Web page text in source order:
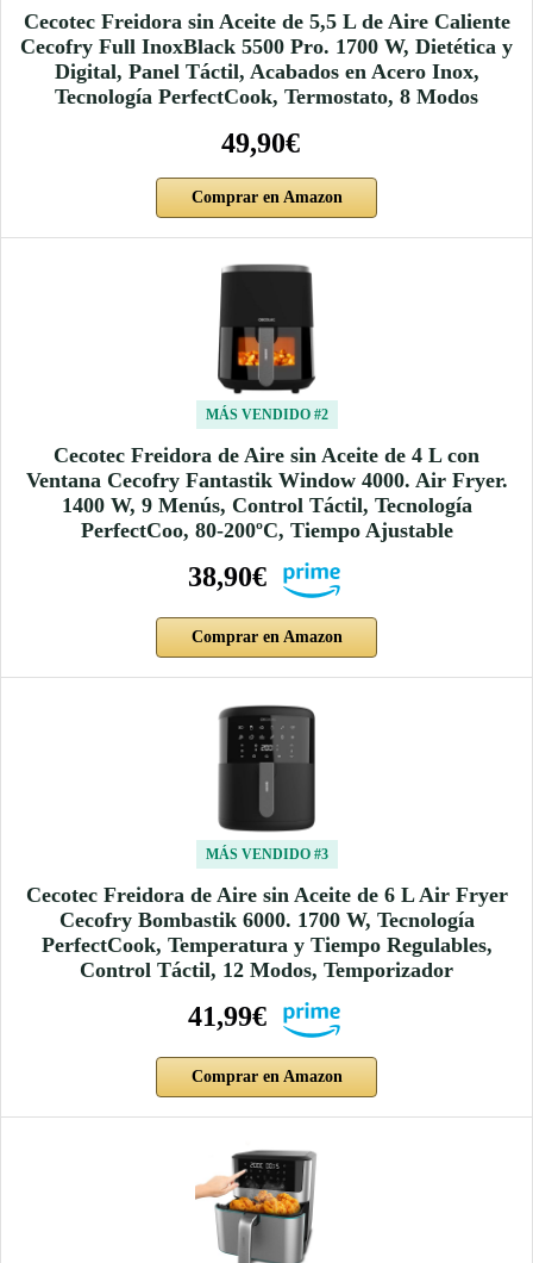
Cecotec Freidora sin Aceite de 5,5 L de Aire Caliente
Cecofry Full InoxBlack 5500 Pro. 1700 W, Dietética y
Digital, Panel Táctil, Acabados en Acero Inox,
Tecnología PerfectCook, Termostato, 8 Modos
49,90€
Comprar en Amazon
MÁS VENDIDO #2
Cecotec Freidora de Aire sin Aceite de 4 L con
Ventana Cecofry Fantastik Window 4000. Air Fryer.
1400 W, 9 Menús, Control Táctil, Tecnología
PerfectCoo, 80-200ºC, Tiempo Ajustable
38,90€
Comprar en Amazon
MÁS VENDIDO #3
Cecotec Freidora de Aire sin Aceite de 6 L Air Fryer
Cecofry Bombastik 6000. 1700 W, Tecnología
PerfectCook, Temperatura y Tiempo Regulables,
Control Táctil, 12 Modos, Temporizador
41,99€
Comprar en Amazon